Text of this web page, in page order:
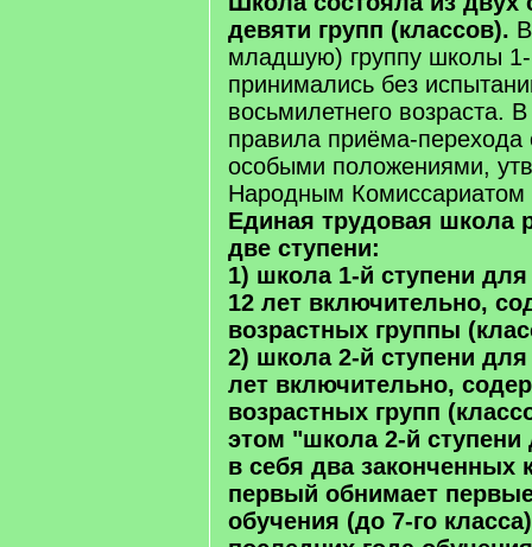
девяти групп (классов).
младшую) группу школы 1-
принимались без
восьмилетнего возраста.
правила приёма-перехода
особыми положениями,
Народным
Единая трудовая школа
две ступени:
1) школа 1-й ступени
12 лет включительно,
возрастных группы
2) школа 2-й ступени
лет включительно,
возрастных групп
этом "школа 2-й
в себя два законченных
первый обнимает
обучения (до 7-го